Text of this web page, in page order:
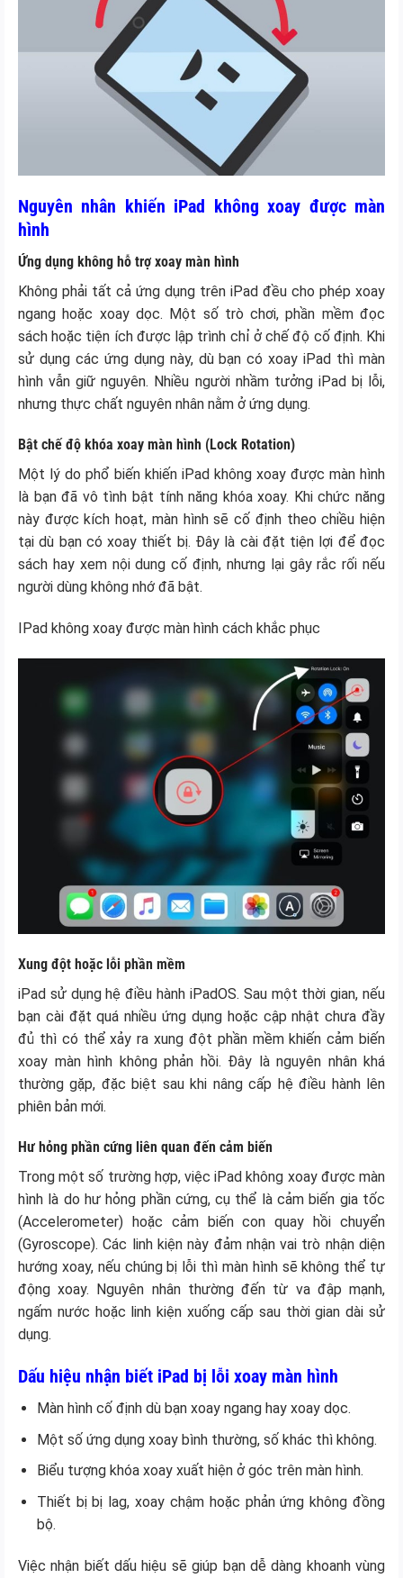
Nguyên nhân khiến iPad không xoay được màn
hình
Ứng dụng không hỗ trợ xoay màn hình
Không phải tất cả ứng dụng trên iPad đều cho phép xoay
ngang hoặc xoay dọc. Một số trò chơi, phần mềm đọc
sách hoặc tiện ích được lập trình chỉ ở chế độ cố định. Khi
sử dụng các ứng dụng này, dù bạn có xoay iPad thì màn
hình vẫn giữ nguyên. Nhiều người nhầm tưởng iPad bị lỗi,
nhưng thực chất nguyên nhân nằm ở ứng dụng.
Bật chế độ khóa xoay màn hình (Lock Rotation)
Một lý do phổ biến khiến iPad không xoay được màn hình
là bạn đã vô tình bật tính năng khóa xoay. Khi chức năng
này được kích hoạt, màn hình sẽ cố định theo chiều hiện
tại dù bạn có xoay thiết bị. Đây là cài đặt tiện lợi để đọc
sách hay xem nội dung cố định, nhưng lại gây rắc rối nếu
người dùng không nhớ đã bật.
IPad không xoay được màn hình cách khắc phục
Xung đột hoặc lỗi phần mềm
iPad sử dụng hệ điều hành iPadOS. Sau một thời gian, nếu
bạn cài đặt quá nhiều ứng dụng hoặc cập nhật chưa đầy
đủ thì có thể xảy ra xung đột phần mềm khiến cảm biến
xoay màn hình không phản hồi. Đây là nguyên nhân khá
thường gặp, đặc biệt sau khi nâng cấp hệ điều hành lên
phiên bản mới.
Hư hỏng phần cứng liên quan đến cảm biến
Trong một số trường hợp, việc iPad không xoay được màn
hình là do hư hỏng phần cứng, cụ thể là cảm biến gia tốc
(Accelerometer) hoặc cảm biến con quay hồi chuyển
(Gyroscope). Các linh kiện này đảm nhận vai trò nhận diện
hướng xoay, nếu chúng bị lỗi thì màn hình sẽ không thể tự
động xoay. Nguyên nhân thường đến từ va đập mạnh,
ngấm nước hoặc linh kiện xuống cấp sau thời gian dài sử
dụng.
Dấu hiệu nhận biết iPad bị lỗi xoay màn hình
Màn hình cố định dù bạn xoay ngang hay xoay dọc.
Một số ứng dụng xoay bình thường, số khác thì không.
Biểu tượng khóa xoay xuất hiện ở góc trên màn hình.
Thiết bị bị lag, xoay chậm hoặc phản ứng không đồng
bộ.
Việc nhận biết dấu hiệu sẽ giúp bạn dễ dàng khoanh vùng